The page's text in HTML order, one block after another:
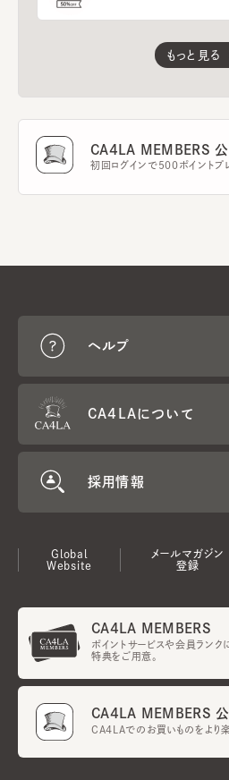
もっと見る
CA4LA MEMBERS 公
初回ログインで500ポイントプレ
ヘルプ
CA4LAについて
採用情報
Global
Website
メールマガジン
登録
CA4LA MEMBERS
ポイントサービスや会員ランク
特典をご用意。
CA4LA MEMBERS 公
CA4LAでのお買いものをより楽